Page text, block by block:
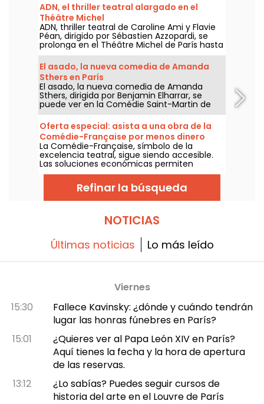
ADN, el thriller teatral alargado en el
Théâtre Michel
ADN, thriller teatral de Caroline Ami y Flavie
Péan, dirigido por Sébastien Azzopardi, se
prolonga en el Théâtre Michel de París hasta
el 31 de diciembre de 2026. Nuestra crítica.
El asado, la nueva comedia de Amanda
Sthers en París
El asado, la nueva comedia de Amanda
Sthers, dirigida por Benjamin Elharrar, se
puede ver en la Comédie Saint-Martin de
París hasta el 15 de octubre de 2026.
Oferta especial: asista a una obra de la
Comédie-Française por menos dinero
La Comédie-Française, símbolo de la
excelencia teatral, sigue siendo accesible.
Las soluciones económicas permiten
disfrutar de sus espectáculos sin gastarse
una fortuna, sólo hay que conocer las
buenas ofertas. Se lo contamos todo.
Refinar la búsqueda
NOTICIAS
Últimas noticias Lo más leído
Viernes
15:30
Fallece Kavinsky: ¿dónde y cuándo tendrán
lugar las honras fúnebres en París?
15:01
¿Quieres ver al Papa León XIV en París?
Aquí tienes la fecha y la hora de apertura
de las reservas.
13:12
¿Lo sabías? Puedes seguir cursos de
historia del arte en el Louvre de París